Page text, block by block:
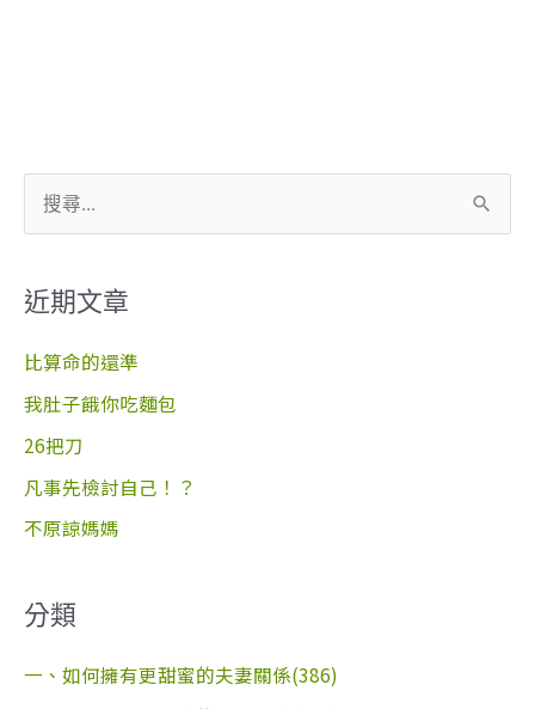
尋
鍵
字
:
近期文章
比算命的還準
我肚子餓你吃麵包
26把刀
凡事先檢討自己！？
不原諒媽媽
分類
一、如何擁有更甜蜜的夫妻關係(386)